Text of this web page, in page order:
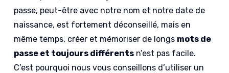
passe, peut-être avec notre nom et notre date de
naissance, est fortement déconseillé, mais en
même temps, créer et mémoriser de longs mots de
passe et toujours différents n’est pas facile.
C’est pourquoi nous vous conseillons d’utiliser un